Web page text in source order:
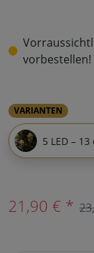
vorbestellen!
VARIANTEN
5 LED – 13
21,90 € *